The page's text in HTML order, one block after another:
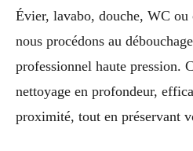
Évier, lavabo, douche, WC
nous procédons au
professionnel haute pression.
nettoyage en profondeur,
proximité, tout en préservant